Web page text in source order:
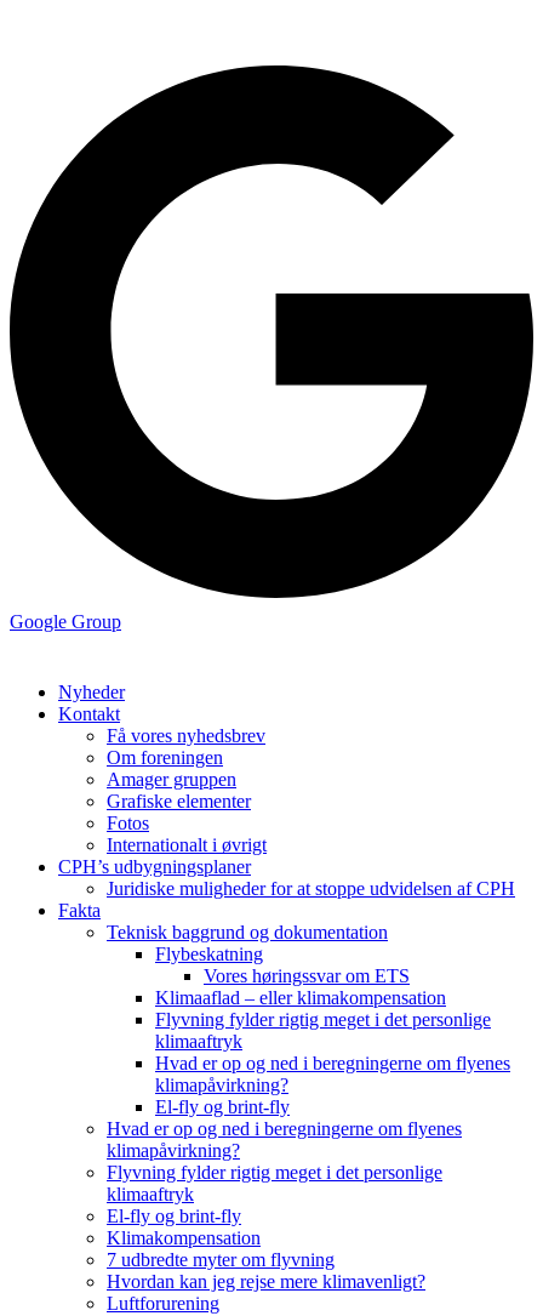
Google Group
Nyheder
Kontakt
Få vores nyhedsbrev
Om foreningen
Amager gruppen
Grafiske elementer
Fotos
Internationalt i øvrigt
CPH’s udbygningsplaner
Juridiske muligheder for at stoppe udvidelsen af CPH
Fakta
Teknisk baggrund og dokumentation
Flybeskatning
Vores høringssvar om ETS
Klimaaflad – eller klimakompensation
Flyvning fylder rigtig meget i det personlige
klimaaftryk
Hvad er op og ned i beregningerne om flyenes
klimapåvirkning?
El-fly og brint-fly
Hvad er op og ned i beregningerne om flyenes
klimapåvirkning?
Flyvning fylder rigtig meget i det personlige
klimaaftryk
El-fly og brint-fly
Klimakompensation
7 udbredte myter om flyvning
Hvordan kan jeg rejse mere klimavenligt?
Luftforurening